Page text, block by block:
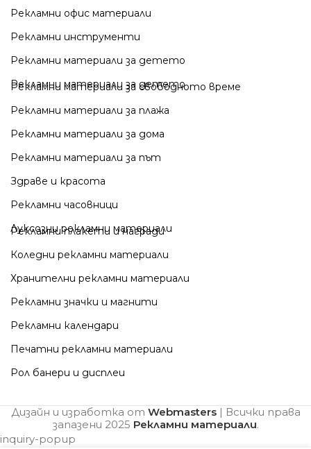
Рекламни офис материали
Рекламни инструменти
Рекламни материали за детето
Рекламни материали за детето
Рекламни материали за свободното време
Рекламни материали за плажа
Рекламни материали за дома
Рекламни материали за път
Здраве и красота
Рекламни часовници
Луксозни рекламни материали
Рекламни плакети и награди
Коледни рекламни материали
Хранителни рекламни материали
Рекламни значки и магнити
Рекламни календари
Печатни рекламни материали
Рол банери и дисплеи
Дизайн и изработка от Webmasters| Всички права
запазени 2025 Рекламни материали.
inquiry-popup